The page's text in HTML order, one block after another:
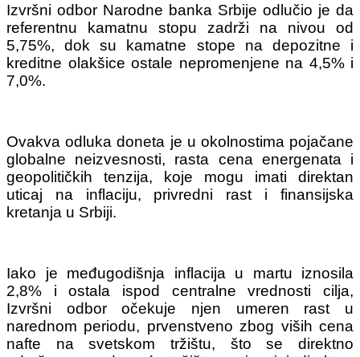
Izvršni odbor Narodne banka Srbije odlučio je da
referentnu kamatnu stopu zadrži na nivou od
5,75%, dok su kamatne stope na depozitne i
kreditne olakšice ostale nepromenjene na 4,5% i
7,0%.
Ovakva odluka doneta je u okolnostima pojačane
globalne neizvesnosti, rasta cena energenata i
geopolitičkih tenzija, koje mogu imati direktan
uticaj na inflaciju, privredni rast i finansijska
kretanja u Srbiji.
Iako je međugodišnja inflacija u martu iznosila
2,8% i ostala ispod centralne vrednosti cilja,
Izvršni odbor očekuje njen umeren rast u
narednom periodu, prvenstveno zbog viših cena
nafte na svetskom tržištu, što se direktno